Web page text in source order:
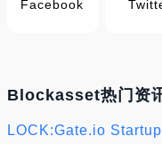
Facebook
Blockasset热门资
LOCK:Gate.io